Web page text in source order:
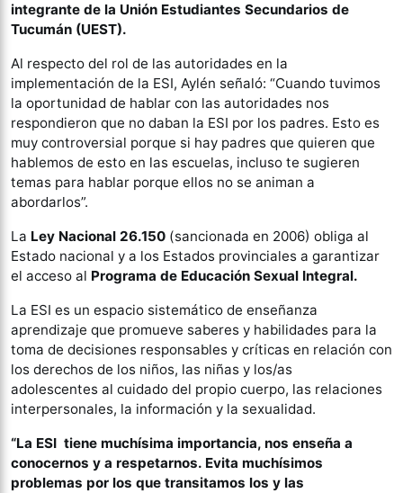
integrante de la Unión Estudiantes Secundarios de
Tucumán (UEST).
Al respecto del rol de las autoridades en la
implementación de la ESI, Aylén señaló: “Cuando tuvimos
la oportunidad de hablar con las autoridades nos
respondieron que no daban la ESI por los padres. Esto es
muy controversial porque si hay padres que quieren que
hablemos de esto en las escuelas, incluso te sugieren
temas para hablar porque ellos no se animan a
abordarlos”.
La Ley Nacional 26.150 (sancionada en 2006) obliga al
Estado nacional y a los Estados provinciales a garantizar
el acceso al Programa de Educación Sexual Integral.
La ESI es un espacio sistemático de enseñanza
aprendizaje que promueve saberes y habilidades para la
toma de decisiones responsables y críticas en relación con
los derechos de los niños, las niñas y los/as
adolescentes al cuidado del propio cuerpo, las relaciones
interpersonales, la información y la sexualidad.
“La ESI tiene muchísima importancia, nos enseña a
conocernos y a respetarnos. Evita muchísimos
problemas por los que transitamos los y las